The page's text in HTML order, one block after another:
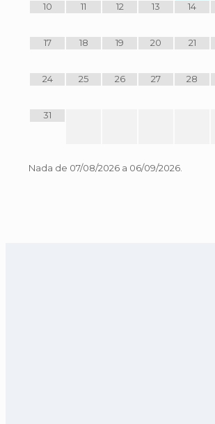
10 11 12 13 14
17 18 19 20 21
24 25 26 27 28
31
Nada de 07/08/2026 a 06/09/2026.